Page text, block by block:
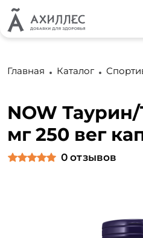
Главная Каталог
NOW
мг 250 вег
0 отзывов